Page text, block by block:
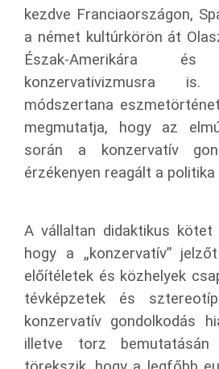
kezdve Franciaországon,
a német kultúrkörön át
Észak-Amerikára
konzervativizmusra
módszertana
megmutatja, hogy az
során a konzervatív
érzékenyen reagált a
A vállaltan didaktikus
hogy a „konzervatív”
előítéletek és közhelyek
tévképzetek és
konzervatív gondolkodás
illetve torz